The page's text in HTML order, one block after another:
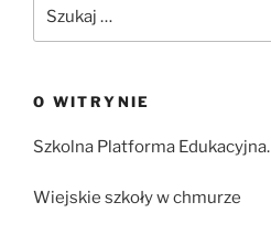
O WITRYNIE
Szkolna Platforma Edukacyjna.
Wiejskie szkoły w chmurze